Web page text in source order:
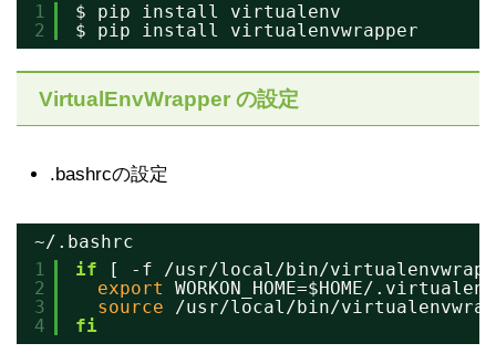
1
2
$ pip install virtualenv
$ pip install virtualenvwrapper
VirtualEnvWrapper の設定
.bashrcの設定
~/.bashrc
1
2
3
4
if [ -f /usr/local/bin/
export
WORKON_HOME=$HOME/
source
/usr/local/bin/
fi